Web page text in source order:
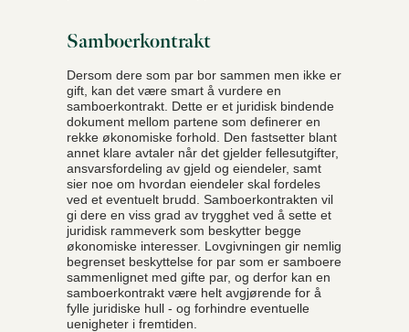
Samboerkontrakt
Dersom dere som par bor sammen men ikke er
gift, kan det være smart å vurdere en
samboerkontrakt. Dette er et juridisk bindende
dokument mellom partene som definerer en
rekke økonomiske forhold. Den fastsetter blant
annet klare avtaler når det gjelder fellesutgifter,
ansvarsfordeling av gjeld og eiendeler, samt
sier noe om hvordan eiendeler skal fordeles
ved et eventuelt brudd. Samboerkontrakten vil
gi dere en viss grad av trygghet ved å sette et
juridisk rammeverk som beskytter begge
økonomiske interesser. Lovgivningen gir nemlig
begrenset beskyttelse for par som er samboere
sammenlignet med gifte par, og derfor kan en
samboerkontrakt være helt avgjørende for å
fylle juridiske hull - og forhindre eventuelle
uenigheter i fremtiden.